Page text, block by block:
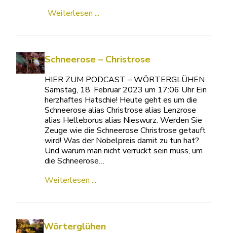
Weiterlesen ...
Schneerose – Christrose
HIER ZUM PODCAST – WÖRTERGLÜHEN
Samstag, 18. Februar 2023 um 17:06 Uhr Ein
herzhaftes Hatschie! Heute geht es um die
Schneerose alias Christrose alias Lenzrose
alias Helleborus alias Nieswurz. Werden Sie
Zeuge wie die Schneerose Christrose getauft
wird! Was der Nobelpreis damit zu tun hat?
Und warum man nicht verrückt sein muss, um
die Schneerose…
Weiterlesen ...
Wörterglühen